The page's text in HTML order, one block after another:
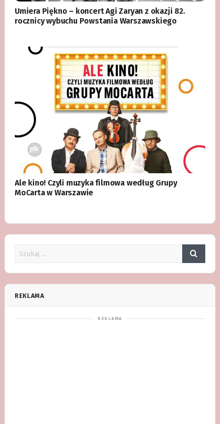
Umiera Piękno – koncert Agi Zaryan z okazji 82.
rocznicy wybuchu Powstania Warszawskiego
Ale kino! Czyli muzyka filmowa według Grupy
MoCarta w Warszawie
REKLAMA